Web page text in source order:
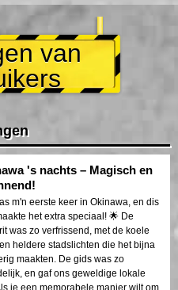
van
's nachts – Magisch en
m'n eerste keer in Okinawa, en dis
het extra speciaal! 🌟 De
was zo verfrissend, met de koele
heldere stadslichten die het bijna
maakten. De gids was zo
en gaf ons geweldige lokale
je een memorabele manier wilt om